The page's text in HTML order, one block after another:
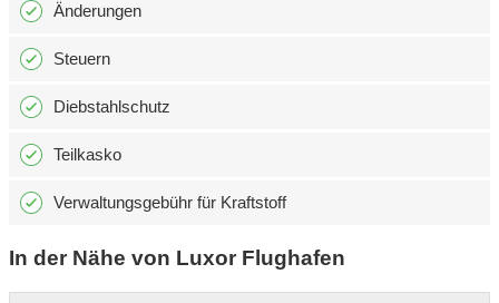
Änderungen
Steuern
Diebstahlschutz
Teilkasko
Verwaltungsgebühr für Kraftstoff
In der Nähe von Luxor Flughafen